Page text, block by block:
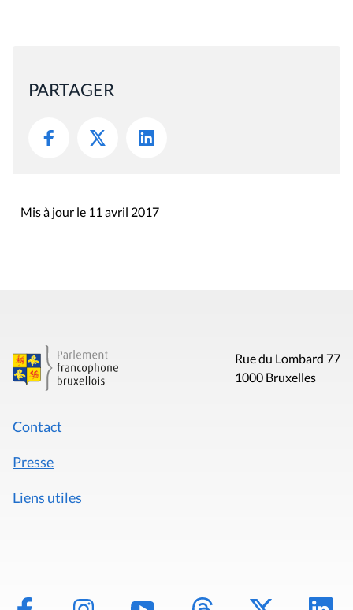
PARTAGER
Mis à jour le 11 avril 2017
Rue du Lombard 77
1000 Bruxelles
Contact
Presse
Liens utiles